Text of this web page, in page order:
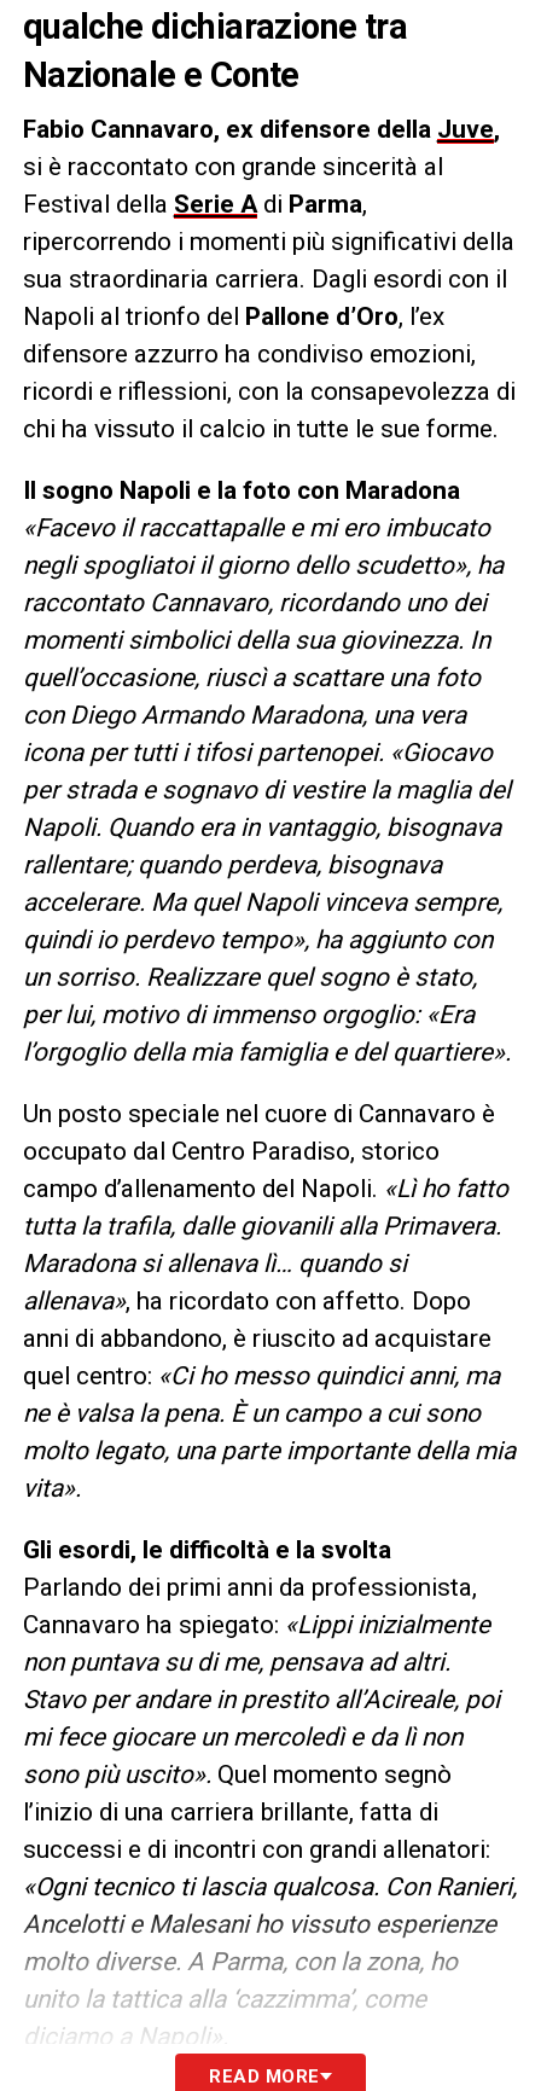
qualche dichiarazione tra
Nazionale e Conte
Fabio Cannavaro, ex difensore della Juve,
si è raccontato con grande sincerità al
Festival della Serie Adi Parma,
ripercorrendo i momenti più significativi della
sua straordinaria carriera. Dagli esordi con il
Napoli al trionfo del Pallone d’Oro, l’ex
difensore azzurro ha condiviso emozioni,
ricordi e riflessioni, con la consapevolezza di
chi ha vissuto il calcio in tutte le sue forme.
Il sogno Napoli e la foto con Maradona
«Facevo il raccattapalle e mi ero imbucato
negli spogliatoi il giorno dello scudetto», ha
raccontato Cannavaro, ricordando uno dei
momenti simbolici della sua giovinezza. In
quell’occasione, riuscì a scattare una foto
con Diego Armando Maradona, una vera
icona per tutti i tifosi partenopei. «Giocavo
per strada e sognavo di vestire la maglia del
Napoli. Quando era in vantaggio, bisognava
rallentare; quando perdeva, bisognava
accelerare. Ma quel Napoli vinceva sempre,
quindi io perdevo tempo», ha aggiunto con
un sorriso. Realizzare quel sogno è stato,
per lui, motivo di immenso orgoglio: «Era
l’orgoglio della mia famiglia e del quartiere».
Un posto speciale nel cuore di Cannavaro è
occupato dal Centro Paradiso, storico
campo d’allenamento del Napoli. «Lì ho fatto
tutta la trafila, dalle giovanili alla Primavera.
Maradona si allenava lì… quando si
allenava», ha ricordato con affetto. Dopo
anni di abbandono, è riuscito ad acquistare
quel centro: «Ci ho messo quindici anni, ma
ne è valsa la pena. È un campo a cui sono
molto legato, una parte importante della mia
vita».
Gli esordi, le difficoltà e la svolta
Parlando dei primi anni da professionista,
Cannavaro ha spiegato: «Lippi inizialmente
non puntava su di me, pensava ad altri.
Stavo per andare in prestito all’Acireale, poi
mi fece giocare un mercoledì e da lì non
sono più uscito». Quel momento segnò
l’inizio di una carriera brillante, fatta di
successi e di incontri con grandi allenatori:
«Ogni tecnico ti lascia qualcosa. Con Ranieri,
Ancelotti e Malesani ho vissuto esperienze
molto diverse. A Parma, con la zona, ho
unito la tattica alla ‘cazzimma’, come
diciamo a Napoli».
READ MORE